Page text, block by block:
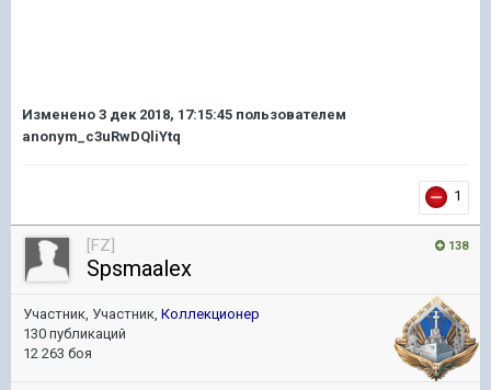
Изменено 3 дек 2018, 17:15:45 пользователем
anonym_c3uRwDQliYtq
1
138
[FZ]
Spsmaalex
Участник, Участник, Коллекционер
130 публикаций
12 263 боя